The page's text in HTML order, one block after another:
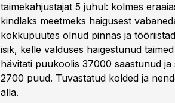
taimekahjustajat 5 juhul: kolmes
kindlaks meetmeks haigusest
kokkupuutes olnud pinnas ja
isik, kelle valduses haigestunud
hävitati puukoolis 37000 saastunud
2700 puud. Tuvastatud kolded ja
alla.